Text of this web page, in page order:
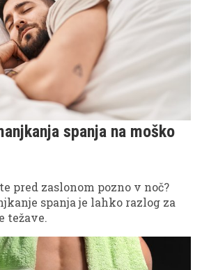
spanja na moško
pred zaslonom pozno v noč?
spanja je lahko razlog za
težave.